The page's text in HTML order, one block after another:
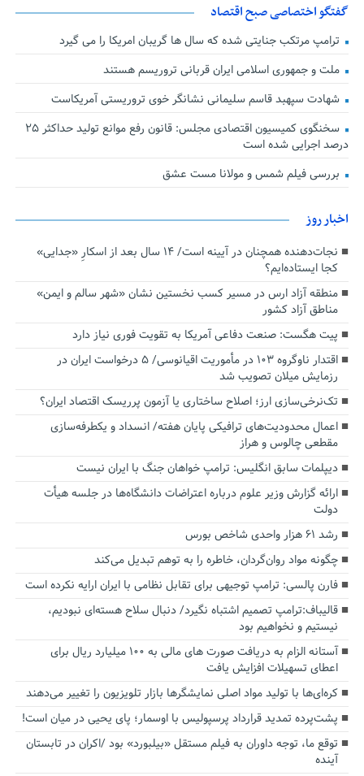
گفتگو اختصاصی صبح اقتصاد
ترامپ مرتکب جنایتی شده که سال ها گریبان امریکا را می گیرد
ملت و جمهوری اسلامی ایران قربانی تروریسم هستند
شهادت سپهبد قاسم سلیمانی نشانگر خوی تروریستی آمریکاست
سخنگوی کمیسیون اقتصادی مجلس: قانون رفع موانع تولید حداکثر ۲۵
درصد اجرایی شده است
بررسی فیلم شمس و مولانا مست عشق
اخبار روز
نجات‌دهنده‌ همچنان در آیینه است/ ۱۴ سال بعد از اسکارِ «جدایی»
کجا ایستاده‌ایم؟
منطقه آزاد ارس در مسیر کسب نخستین نشان «شهر سالم و ایمن»
مناطق آزاد کشور
پیت هگست: صنعت دفاعی آمریکا به تقویت فوری نیاز دارد
اقتدار ناوگروه ۱۰۳ در مأموریت‌ اقیانوسی/ ۵ درخواست ایران در
رزمایش میلان تصویب شد
تک‌نرخی‌سازی ارز؛ اصلاح ساختاری یا آزمون پرریسک اقتصاد ایران؟
اعمال محدودیت‌های ترافیکی پایان هفته/ انسداد و یکطرفه‌سازی
مقطعی چالوس و هراز
دیپلمات سابق انگلیس:‌ ترامپ خواهان جنگ با ایران نیست
ارائه گزارش وزیر علوم درباره اعتراضات دانشگاه‌ها در جلسه هیأت
دولت
رشد ۶۱ هزار واحدی شاخص بورس
چگونه مواد روان‌گردان، خاطره را به توهم تبدیل می‌کند
فارن پالسی: ترامپ توجیهی برای تقابل نظامی با ایران ارایه نکرده است
قالیباف:ترامپ تصمیم اشتباه نگیرد/ دنبال سلاح هسته‌ای نبودیم،
نیستیم و نخواهیم بود
آستانه الزام به دریافت صورت های مالی به ۱۰۰ میلیارد ریال برای
اعطای تسهیلات افزایش یافت
کره‌ای‌ها با تولید مواد اصلی نمایشگرها بازار تلویزیون را تغییر می‌دهند
پشت‌پرده تمدید قرارداد پرسپولیس با اوسمار؛ پای یحیی در میان است!
توقع ما، توجه داوران به فیلم مستقل «بیلبورد» بود /اکران در تابستان
آینده